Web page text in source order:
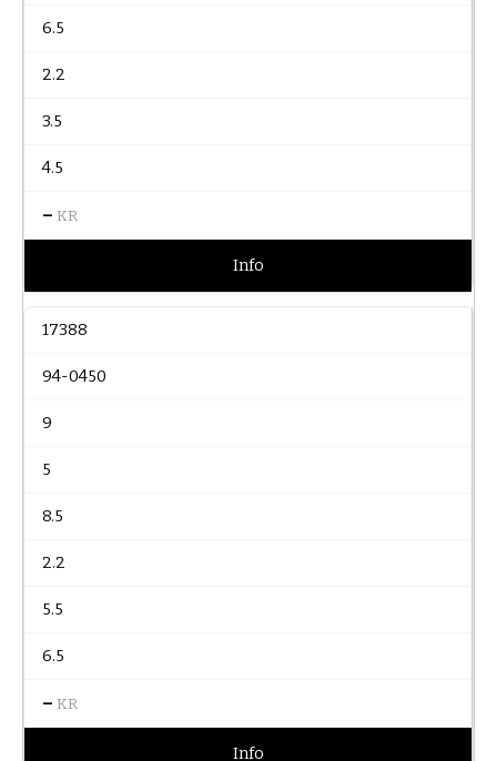
6.5
2.2
3.5
4.5
– KR
Info
17388
94-0450
9
5
8.5
2.2
5.5
6.5
– KR
Info